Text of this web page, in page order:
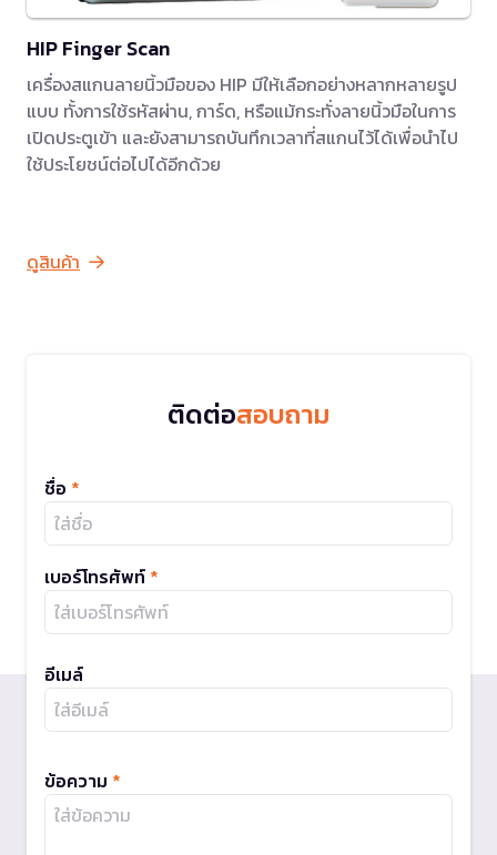
HIP Finger Scan
เครื่องสแกนลายนิ้วมือของ HIP มีให้เลือกอย่างหลากหลายรูป
แบบ ทั้งการใช้รหัสผ่าน, การ์ด, หรือแม้กระทั่งลายนิ้วมือในการ
เปิดประตูเข้า และยังสามารถบันทึกเวลาที่สแกนไว้ได้เพื่อนำไป
ใช้ประโยชน์ต่อไปได้อีกด้วย
ดูสินค้า
ติดต่อสอบถาม
ชื่อ *
เบอร์โทรศัพท์ *
อีเมล์
ข้อความ *